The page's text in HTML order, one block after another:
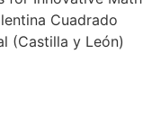
Cuadrado
(Castilla y León)